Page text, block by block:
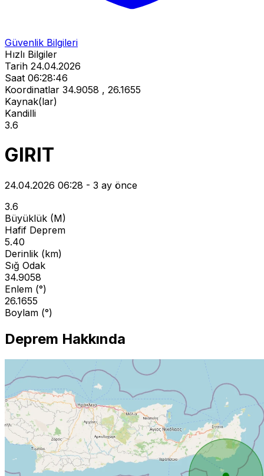
Güvenlik Bilgileri
Hızlı Bilgiler
Tarih 24.04.2026
Saat 06:28:46
Koordinatlar 34.9058 , 26.1655
Kaynak(lar)
Kandilli
3.6
GIRIT
24.04.2026 06:28 - 3 ay önce
3.6
Büyüklük (M)
Hafif Deprem
5.40
Derinlik (km)
Sığ Odak
34.9058
Enlem (°)
26.1655
Boylam (°)
Deprem Hakkında